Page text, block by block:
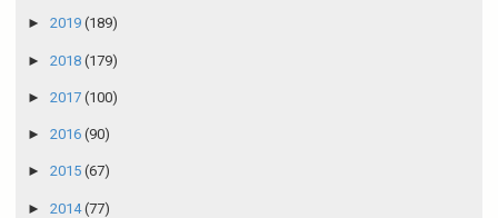
► 2019 (189)
► 2018 (179)
► 2017 (100)
► 2016 (90)
► 2015 (67)
► 2014(77)